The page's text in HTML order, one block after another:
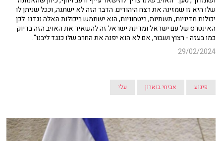
שלו היא זו שמזינה את רצח היהודים. הדבר הזה לא ישתנה, וככל שניתן לו
יכולות מדיניות, תשתיות, ביטחוניות, הוא ישתמש ביכולות האלה נגדנו. לכן
האינטרס של עם ישראל ומדינת ישראל זה להשאיר את האויב הזה בדיוק
כמו בעזה - רצוץ ושבור, אם לא הוא יפנה את החרב שלו כנגד ליבנו".
29/02/2024
פיגוע אביחי בוארון עלי